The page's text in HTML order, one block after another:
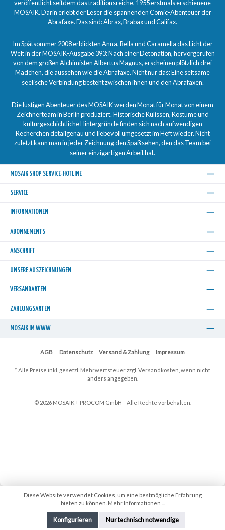
veröffentlicht seitdem das traditionsreiche, 1955 erstmals erschienene
MOSAIK. Darin erlebt der Leser die spannenden Comic-Abenteuer der
Abrafaxe. Das sind: Abrax, Brabax und Califax.
Im Spätsommer 2008 erblickten Anna, Bella und Caramella das Licht der
Welt in der MOSAIK-Ausgabe 393: Nach einer Detonation, hervorgerufen
von dem großen Alchimisten Albertus Magnus, erscheinen plötzlich drei
Mädchen, die aussehen wie die Abrafaxe. Nicht nur das: Eine seltsame
seelische Verbindung besteht zwischen ihnen und den Abrafaxen.
Die lustigen Abenteuer des MOSAIK werden Monat für Monat von einem
Zeichnerteam in Berlin produziert. Historische Kulissen, Kostüme und
kulturgeschichtliche Hintergründe finden sich nach aufwendigen
Recherchen detailgenau und liebevoll umgesetzt im Heft wieder. Nicht
zuletzt kann man in jeder Zeichnung den Spaß sehen, den das Team bei
seiner einzigartigen Arbeit hat.
MOSAIK SHOP SERVICE-HOTLINE
SERVICE
INFORMATIONEN
ABONNEMENTS
ANSCHRIFT
UNSERE AUSZEICHNUNGEN
VERSANDARTEN
ZAHLUNGSARTEN
MOSAIK IM WWW
AGB Datenschutz Versand & Zahlung Impressum
* Alle Preise inkl. gesetzl. Mehrwertsteuer zzgl. Versandkosten , wenn nicht
anders angegeben.
Diese Website verwendet Cookies, um eine bestmögliche Erfahrung
bieten zu können. Mehr Informationen ...
Nur technisch notwendige
Konfigurieren